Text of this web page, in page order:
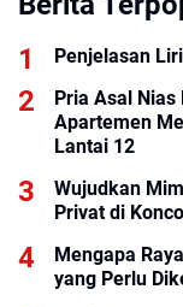
Penjelasan
Pria Asal
Apartemen
Lantai 12
Wujudkan
Privat di
Mengapa
yang Perlu